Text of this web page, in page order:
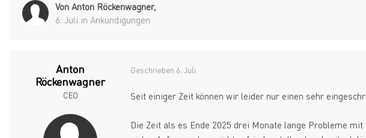
Von Anton Röckenwagner,
6. Juli in Ankündigungen
Anton
Röckenwagner
CEO
Geschrieben 6. Juli
Seit einiger Zeit können wir leider nur einen sehr
Die Zeit als es Ende 2025 drei Monate lange Probleme